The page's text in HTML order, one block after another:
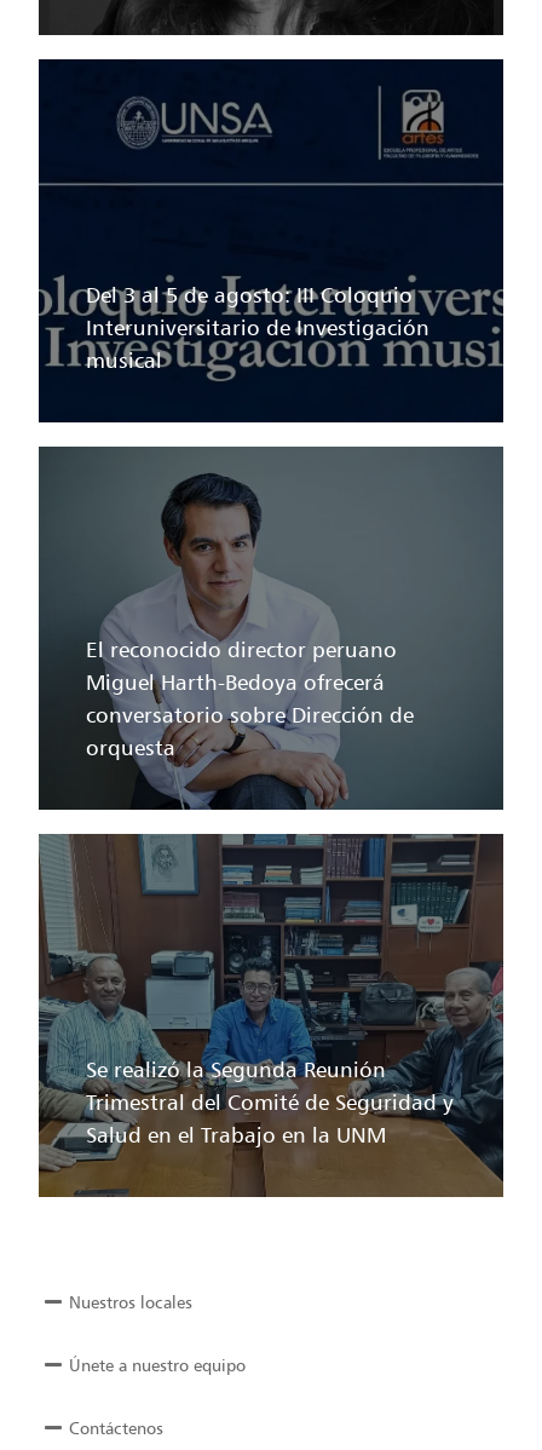
Del 3 al 5 de agosto: III Coloquio
Interuniversitario de Investigación
musical
El reconocido director peruano
Miguel Harth-Bedoya ofrecerá
conversatorio sobre Dirección de
orquesta
Se realizó la Segunda Reunión
Trimestral del Comité de Seguridad y
Salud en el Trabajo en la UNM
Nuestros locales
Únete a nuestro equipo
Contáctenos